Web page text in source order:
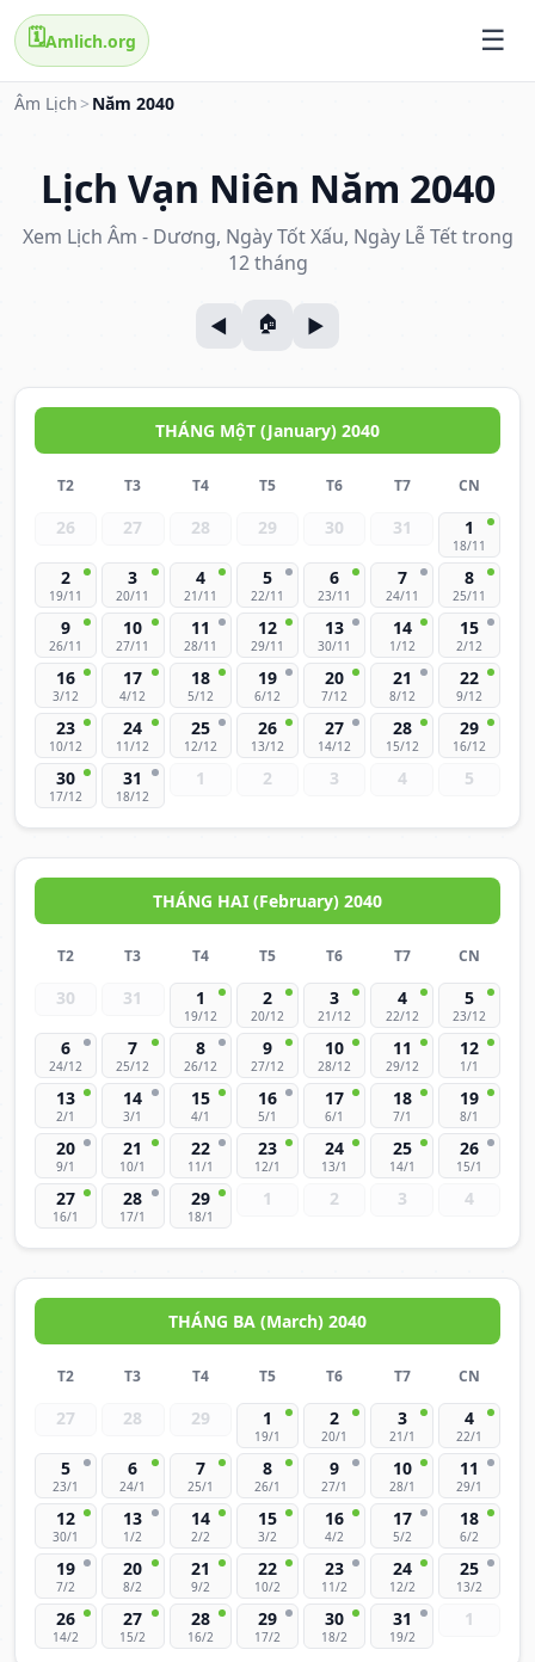
🗓️Amlich.org
Âm Lịch > Năm 2040
Lịch Vạn Niên Năm 2040
Xem Lịch Âm - Dương, Ngày Tốt Xấu, Ngày Lễ Tết trong
12 tháng
THÁNG MộT (January) 2040
T2 T3 T4 T5 T6 T7 CN
26 27 28 29 30 31 1
18/11
2
19/11
3
20/11
4
21/11
5
22/11
6
23/11
7
24/11
8
25/11
9
26/11
10
27/11
11
28/11
12
29/11
13
30/11
14
1/12
15
2/12
16
3/12
17
4/12
18
5/12
19
6/12
20
7/12
21
8/12
22
9/12
23
10/12
24
11/12
25
12/12
26
13/12
27
14/12
28
15/12
29
16/12
30
17/12
31
18/12
1 2 3 4 5
THÁNG HAI (February) 2040
T2 T3 T4 T5 T6 T7 CN
30 31 1
19/12
2
20/12
3
21/12
4
22/12
5
23/12
6
24/12
7
25/12
8
26/12
9
27/12
10
28/12
11
29/12
12
1/1
13
2/1
14
3/1
15
4/1
16
5/1
17
6/1
18
7/1
19
8/1
20
9/1
21
10/1
22
11/1
23
12/1
24
13/1
25
14/1
26
15/1
27
16/1
28
17/1
29
18/1
1 2 3 4
THÁNG BA (March) 2040
T2 T3 T4 T5 T6 T7 CN
27 28 29 1
19/1
2
20/1
3
21/1
4
22/1
5
23/1
6
24/1
7
25/1
8
26/1
9
27/1
10
28/1
11
29/1
12
30/1
13
1/2
14
2/2
15
3/2
16
4/2
17
5/2
18
6/2
19
7/2
20
8/2
21
9/2
22
10/2
23
11/2
24
12/2
25
13/2
26
14/2
27
15/2
28
16/2
29
17/2
30
18/2
31
19/2
1